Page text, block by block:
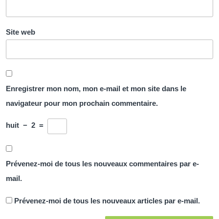
Site web
Enregistrer mon nom, mon e-mail et mon site dans le
navigateur pour mon prochain commentaire.
huit − 2 =
Prévenez-moi de tous les nouveaux commentaires par e-
mail.
Prévenez-moi de tous les nouveaux articles par e-mail.